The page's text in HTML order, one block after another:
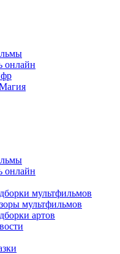
онлайн
онлайн
мультфильмов
мультфильмов
артов